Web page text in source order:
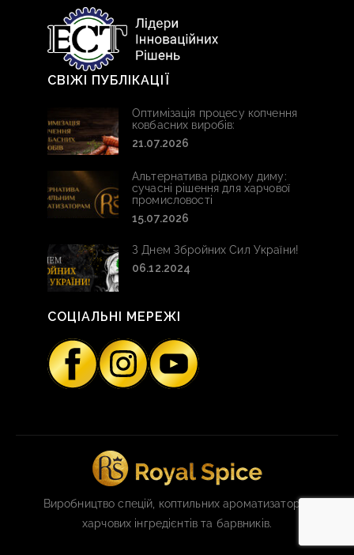
СВІЖІ ПУБЛІКАЦІЇ
Оптимізація процесу копчення
ковбасних виробів:
21.07.2026
Альтернатива рідкому диму:
сучасні рішення для харчової
промисловості
15.07.2026
З Днем Збройних Сил України!
06.12.2024
СОЦІАЛЬНІ МЕРЕЖІ
Виробництво спецій, коптильних ароматизаторів,
харчових інгредієнтів та барвників.